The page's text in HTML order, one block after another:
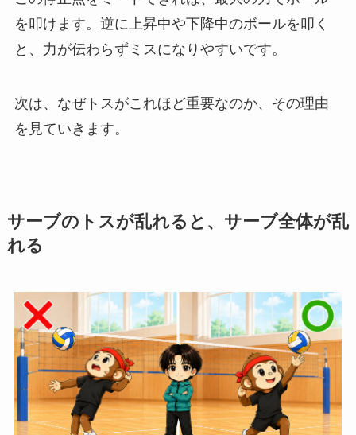
を叩けます。逆に上昇中や下降中のボールを叩く
と、力が伝わらずミスになりやすいです。
次は、なぜトスがこれほど重要なのか、その理由
を見ていきます。
サーブのトスが乱れると、サーブ全体が乱
れる